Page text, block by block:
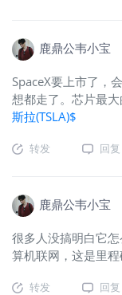
鹿鼎公韦小宝
SpaceX要上市了，
想都走了。芯片最
斯拉(TSLA)$
转发 回复
鹿鼎公韦小宝
很多人没搞明白它
算机联网，这是里
转发 回复